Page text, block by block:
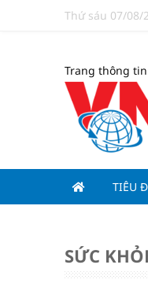
Thứ sáu 07/08/
Trang thông
TIÊU
SỨC